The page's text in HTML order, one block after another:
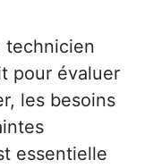
technicien
pour évaluer
les besoins
essentielle